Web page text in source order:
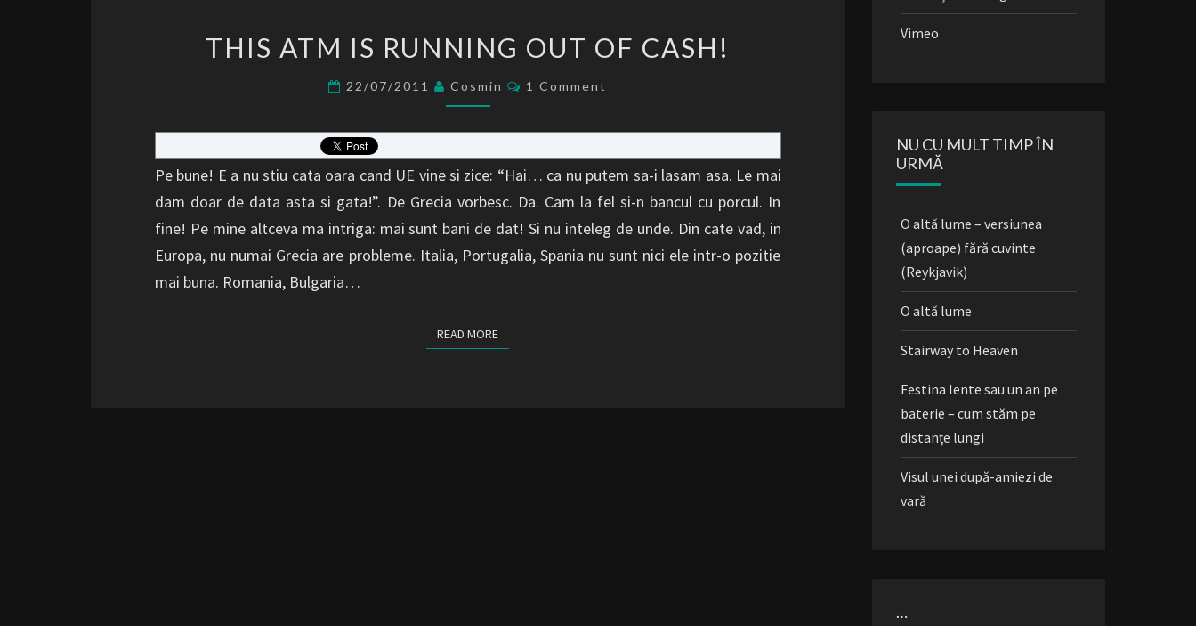
ATM
RUNNING
OUT
OF
CASH!
THIS ATM IS RUNNING OUT OF CASH!
22/07/2011 Cosmin Comments
1 Comment
Pe bune! E a nu stiu cata oara cand UE vine si zice: “Hai… ca nu putem sa-i lasam asa. Le mai
dam doar de data asta si gata!”. De Grecia vorbesc. Da. Cam la fel si-n bancul cu porcul. In
fine! Pe mine altceva ma intriga: mai sunt bani de dat! Si nu inteleg de unde. Din cate vad, in
Europa, nu numai Grecia are probleme. Italia, Portugalia, Spania nu sunt nici ele intr-o pozitie
mai buna. Romania, Bulgaria…
READ MORE
Vimeo
NU CU MULT TIMP ÎN
URMĂ
O altă lume – versiunea
(aproape) fără cuvinte
(Reykjavik)
O altă lume
Stairway to Heaven
Festina lente sau un an pe
baterie – cum stăm pe
distanțe lungi
Visul unei după-amiezi de
vară
…